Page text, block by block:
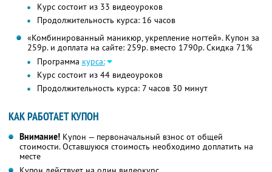
Курс состоит из 33 видеоуроков
Продолжительность курса: 16 часов
«Комбинированный маникюр, укрепление ногтей». Купон за
259р. и доплата на сайте: 259р. вместо 1790р. Скидка 71%
Программа курса:
Курс состоит из 44 видеоуроков
Продолжительность курса: 7 часов 30 минут
КАК РАБОТАЕТ КУПОН
Внимание! Купон — первоначальный взнос от общей
стоимости. Оставшуюся стоимость необходимо доплатить на
месте